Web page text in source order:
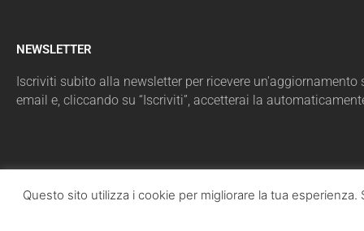
NEWSLETTER
Iscriviti subito alla newsletter per ricevere
email e, cliccando su “Iscriviti”, accetterai la
Questo sito utilizza i cookie per migliorare la tua